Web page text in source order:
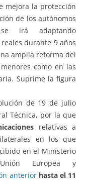
mejora la protección
de los autónomos
irá adaptando
durante 9 años
amplia reforma del
como en las
Suprime la figura
de 19 de julio
Técnica, por la que
relativas a
en los que
en el Ministerio
Europea y
anterior hasta el 11